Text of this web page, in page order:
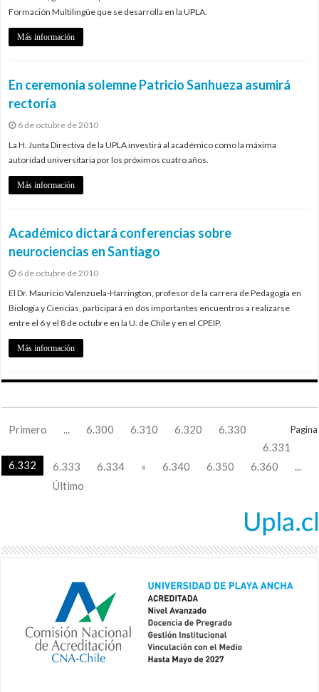
Formación Multilingüe que se desarrolla en la UPLA.
Más información
En ceremonia solemne Patricio Sanhueza asumirá
rectoría
6 de octubre de 2010
La H. Junta Directiva de la UPLA investirá al académico como la máxima
autoridad universitaria por los próximos cuatro años.
Más información
Académico dictará conferencias sobre
neurociencias en Santiago
6 de octubre de 2010
El Dr. Mauricio Valenzuela-Harrington, profesor de la carrera de Pedagogía en
Biología y Ciencias, participará en dos importantes encuentros a realizarse
entre el 6 y el 8 de octubre en la U. de Chile y en el CPEIP.
Más información
Pagina
Primero 6.300 6.310 6.320
6.330
6.331
6.332
6.333 6.334 » 6.340 6.350 6.360
Último